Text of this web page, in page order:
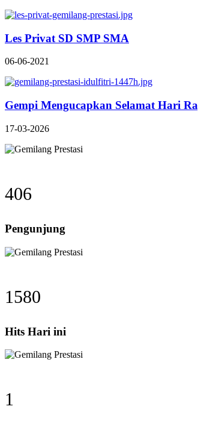
Les Privat SD SMP SMA
06-06-2021
Gempi Mengucapkan Selamat Hari
17-03-2026
406
Pengunjung
1580
Hits Hari ini
1